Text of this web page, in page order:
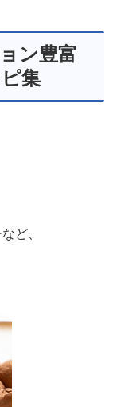
ン豊富
集
ど、